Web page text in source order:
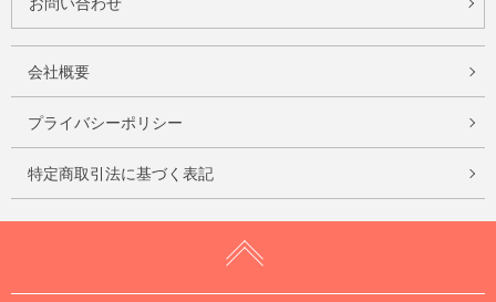
会社概要
プライバシーポリシー
特定商取引法に基づく表記